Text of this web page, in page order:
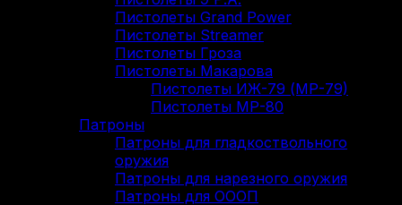
Пистолеты Grand Power
Пистолеты Streamer
Пистолеты Гроза
Пистолеты Макарова
Пистолеты ИЖ-79 (МР-79)
Пистолеты МР-80
Патроны
Патроны для гладкоствольного
оружия
Патроны для нарезного оружия
Патроны для ОООП